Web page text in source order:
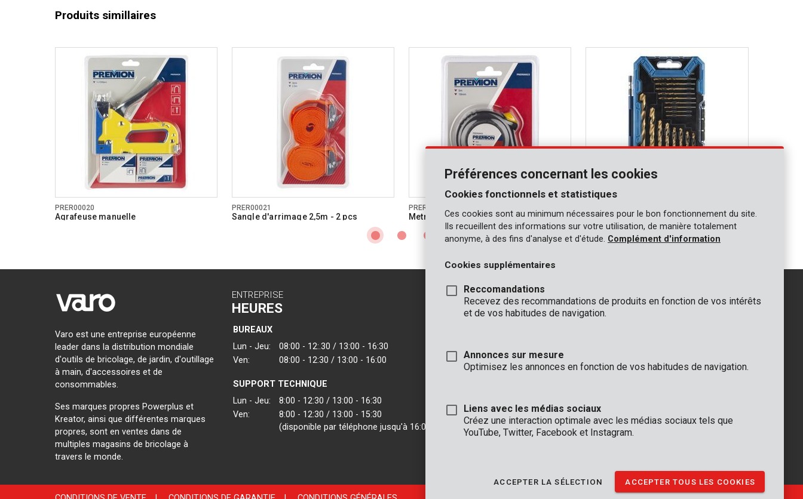
Produits simillaires
PRER00020
Agrafeuse manuelle
PRER00021
Sangle d'arrimage 2,5m - 2 pcs
PRER00023
Metre à ruban 5mx19mm Jeu de forets acier HSS 18 pcs
Varo est une entreprise européenne
leader dans la distribution mondiale
d'outils de bricolage, de jardin, d'outillage
à main, d'accessoires et de
consommables.
Ses marques propres Powerplus et
Kreator, ainsi que différentes marques
propres, sont en ventes dans de
multiples magasins de bricolage à
travers le monde.
ENTREPRISE
HEURES
BUREAUX
Lun - Jeu:
08:00 - 12:.30 / 13:00 - 16:30
Ven:
08:00 - 12:30 / 13:00 - 16:00
SUPPORT TECHNIQUE
Lun - Jeu:
8:00 - 12:30 / 13:00 - 16:30
Ven:
8:00 - 12:30 / 13:00 - 15:30
(disponible par téléphone jusqu'à 16:00)
CONTACT
INFO
VARO - Vic. Van Rompuy nv
Joseph Van Instraat 9
2500 Lier - Belgique
info@varo.com
Préférences concernant les cookies
Cookies fonctionnels et statistiques
Ces cookies sont au minimum nécessaires pour le bon fonctionnement du site.
Ils recueillent des informations sur votre utilisation, de manière totalement
anonyme, à des fins d'analyse et d'étude. Complément d'information
Cookies supplémentaires
Reccomandations
Recevez des recommandations de produits en fonction de vos intérêts
et de vos habitudes de navigation.
Annonces sur mesure
Optimisez les annonces en fonction de vos habitudes de navigation.
Liens avec les médias sociaux
Créez une interaction optimale avec les médias sociaux tels que
YouTube, Twitter, Facebook et Instagram.
ACCEPTER LA SÉLECTION ACCEPTER TOUS LES COOKIES